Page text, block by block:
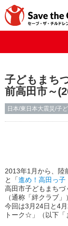
子どもまち
前高田市～
日本/東日本大震災/子
2013年1月から、陸
と「進め！高田っ
高田市子どもまちづ
（通称「絆クラブ」
今回は3月24日と4
トーク☆」（以下